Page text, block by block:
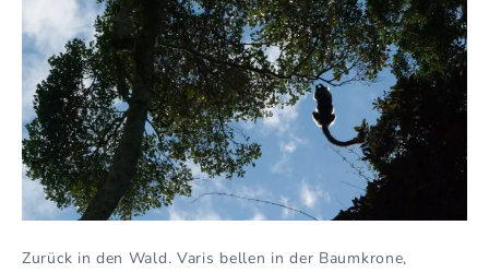
Zurück in den Wald. Varis bellen in der Baumkrone,